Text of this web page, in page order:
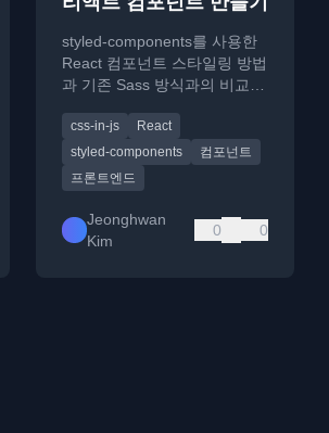
styled-components를 사용한
React 컴포넌트 스타일링 방법
과 기존 Sass 방식과의 비교
css-in-js
React
styled-components
컴포넌트
프론트엔드
Jeonghwan
Kim
0 0